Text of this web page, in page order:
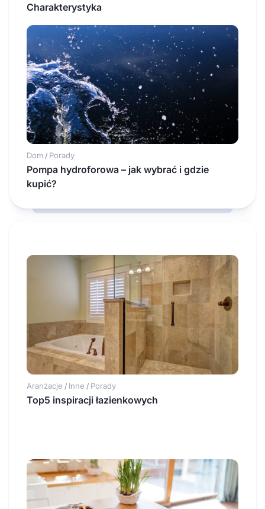
Charakterystyka
Dom / Porady
Pompa hydroforowa – jak wybrać i gdzie
kupić?
Aranżacje / Inne / Porady
Top5 inspiracji łazienkowych